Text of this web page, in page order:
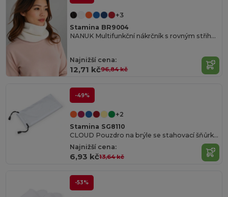
+3
Stamina BR9004
NANUK Multifunkční nákrčník s rovným střihem a trubkovým designem
Najnižší cena:
12,71 kč96,84 kč
-49%
+2
Stamina SG8110
CLOUD Pouzdro na brýle se stahovací šňůrkou
Najnižší cena:
6,93 kč13,64 kč
-53%